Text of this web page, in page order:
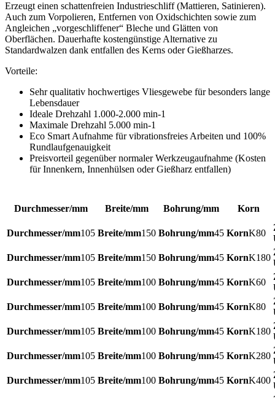
Erzeugt einen schattenfreien Industrieschliff (Mattieren, Satinieren).
Auch zum Vorpolieren, Entfernen von Oxidschichten sowie zum
Angleichen „vorgeschliffener“ Bleche und Glätten von
Oberflächen. Dauerhafte kostengünstige Alternative zu
Standardwalzen dank entfallen des Kerns oder Gießharzes.
Vorteile:
Sehr qualitativ hochwertiges Vliesgewebe für besonders lange
Lebensdauer
Ideale Drehzahl 1.000-2.000 min-1
Maximale Drehzahl 5.000 min-1
Eco Smart Aufnahme für vibrationsfreies Arbeiten und 100%
Rundlaufgenauigkeit
Preisvorteil gegenüber normaler Werkzeugaufnahme (Kosten
für Innenkern, Innenhülsen oder Gießharz entfallen)
Durchmesser/mm Breite/mm Bohrung/mm Korn
105 150 45 K80
105 150 45 K180
105 100 45 K60
105 100 45 K80
105 100 45 K180
105 100 45 K280
105 100 45 K400